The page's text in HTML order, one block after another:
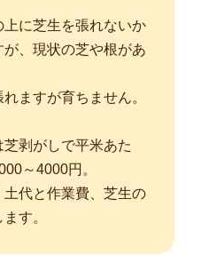
に芝生を張れないか
、現状の芝や根があ
ますが育ちません。
剥がしで平米あた
～4000円。
代と作業費、芝生の
す。